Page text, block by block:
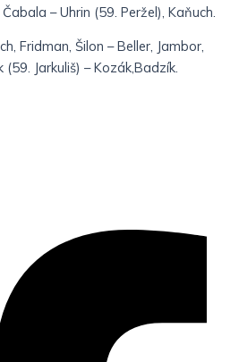
– Uhrin (59. Peržel), Kaňuch.
Fridman, Šilon – Beller, Jambor,
Jarkuliš) – Kozák,Badzík.